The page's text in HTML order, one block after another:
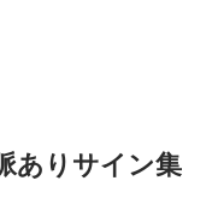
ありサイン集